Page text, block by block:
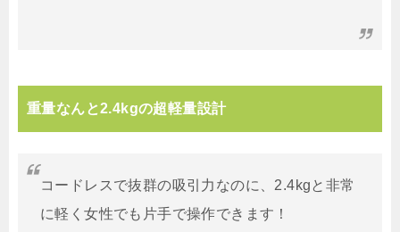
重量なんと2.4kgの超軽量設計
コードレスで抜群の吸引力なのに、2.4kgと非常
に軽く女性でも片手で操作できます！